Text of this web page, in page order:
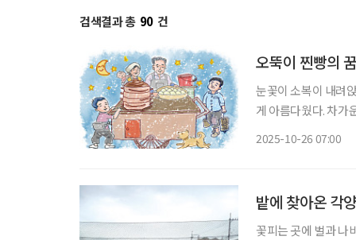
검색결과 총 90 건
오뚝이 찐빵의 꿈
눈꽃이 소복이 내려
게 아름다웠다. 차가
2025-10-26 07:00
밭에 찾아온 각
꽃피는 곳에 벌과 나